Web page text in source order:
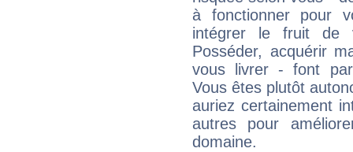
à fonctionner pour
intégrer le fruit de
Posséder, acquérir
vous livrer - font
Vous êtes plutôt
auriez certainement
autres pour
domaine.